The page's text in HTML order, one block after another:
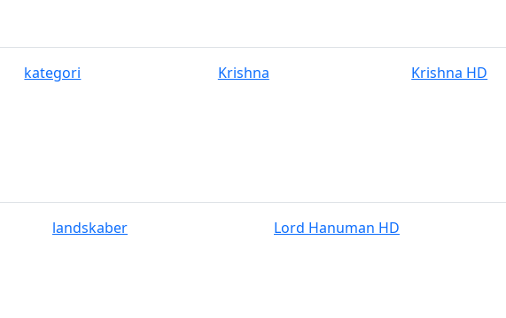
kategori Krishna Krishna HD
landskaber Lord Hanuman HD